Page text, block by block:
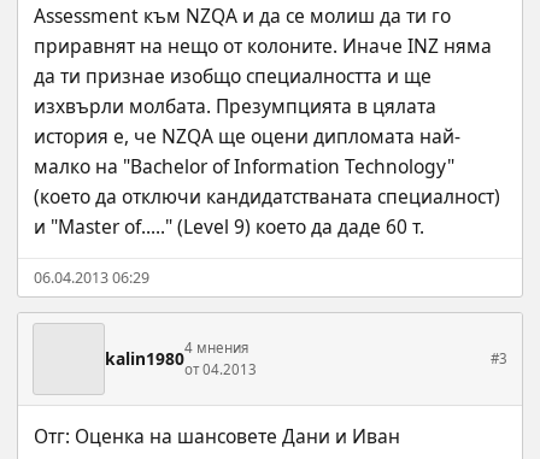
Assessment към NZQA и да се молиш да ти го
приравнят на нещо от колоните. Иначе INZ няма
да ти признае изобщо специалността и ще
изхвърли молбата. Презумпцията в цялата
история е, че NZQA ще оцени дипломата най-
малко на "Bachelor of Information Technology"
(което да отключи кандидатстваната специалност)
и "Master of....." (Level 9) което да даде 60 т.
06.04.2013 06:29
kalin19804 мнения
от 04.2013
#3